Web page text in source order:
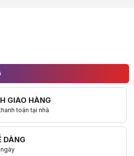
GIAO HÀNG
toán tại nhà
DÀNG
ngày